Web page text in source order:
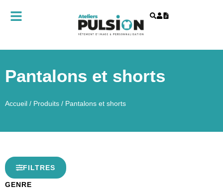
Pantalons et shorts
Accueil / Produits / Pantalons et shorts
FILTRES
GENRE